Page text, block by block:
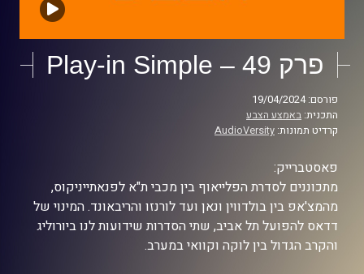
פרק 49 – Play-in Simple
פורסם: 19/04/2024
התכנית: באמצע הצבע
קרדיט תמונות: AudioVersity
פאסטברייק:
מתכוננים לסדרת הפלייאוף בין מכבי ת"א לפנאתייניקוס,
מהמצ'אפ בין בולדווין ונאן ועד לורנזו והריבאונד. המינוי של
דדאס להפועל תל אביב, שתי הסדרות שידועות לנו ביורוליג
והקרב הגדול בין לוקה וקוואי במערב.